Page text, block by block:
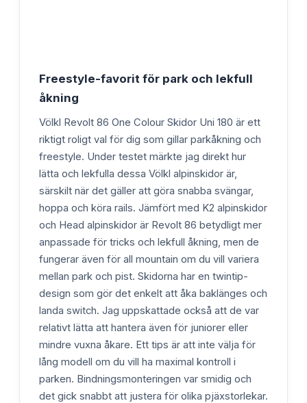
Freestyle-favorit för park och lekfull
åkning
Völkl Revolt 86 One Colour Skidor Uni 180 är ett
riktigt roligt val för dig som gillar parkåkning och
freestyle. Under testet märkte jag direkt hur
lätta och lekfulla dessa Völkl alpinskidor är,
särskilt när det gäller att göra snabba svängar,
hoppa och köra rails. Jämfört med K2 alpinskidor
och Head alpinskidor är Revolt 86 betydligt mer
anpassade för tricks och lekfull åkning, men de
fungerar även för all mountain om du vill variera
mellan park och pist. Skidorna har en twintip-
design som gör det enkelt att åka baklänges och
landa switch. Jag uppskattade också att de var
relativt lätta att hantera även för juniorer eller
mindre vuxna åkare. Ett tips är att inte välja för
lång modell om du vill ha maximal kontroll i
parken. Bindningsmonteringen var smidig och
det gick snabbt att justera för olika pjäxstorlekar.